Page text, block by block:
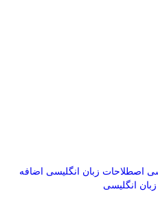
اصطلاحات زبان انگلیسی
اضافه
زبان انگلیسی